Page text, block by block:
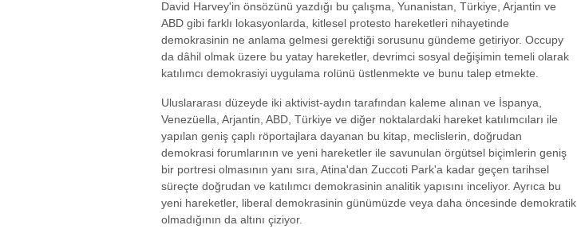
David Harvey'in önsözünü yazdığı bu çalışma, Yunanistan, Türkiye, Arjantin ve
ABD gibi farklı lokasyonlarda, kitlesel protesto hareketleri nihayetinde
demokrasinin ne anlama gelmesi gerektiği sorusunu gündeme getiriyor. Occupy
da dâhil olmak üzere bu yatay hareketler, devrimci sosyal değişimin temeli olarak
katılımcı demokrasiyi uygulama rolünü üstlenmekte ve bunu talep etmekte.
Uluslararası düzeyde iki aktivist-aydın tarafından kaleme alınan ve İspanya,
Venezüella, Arjantin, ABD, Türkiye ve diğer noktalardaki hareket katılımcıları ile
yapılan geniş çaplı röportajlara dayanan bu kitap, meclislerin, doğrudan
demokrasi forumlarının ve yeni hareketler ile savunulan örgütsel biçimlerin geniş
bir portresi olmasının yanı sıra, Atina'dan Zuccoti Park'a kadar geçen tarihsel
süreçte doğrudan ve katılımcı demokrasinin analitik yapısını inceliyor. Ayrıca bu
yeni hareketler, liberal demokrasinin günümüzde veya daha öncesinde demokratik
olmadığının da altını çiziyor.